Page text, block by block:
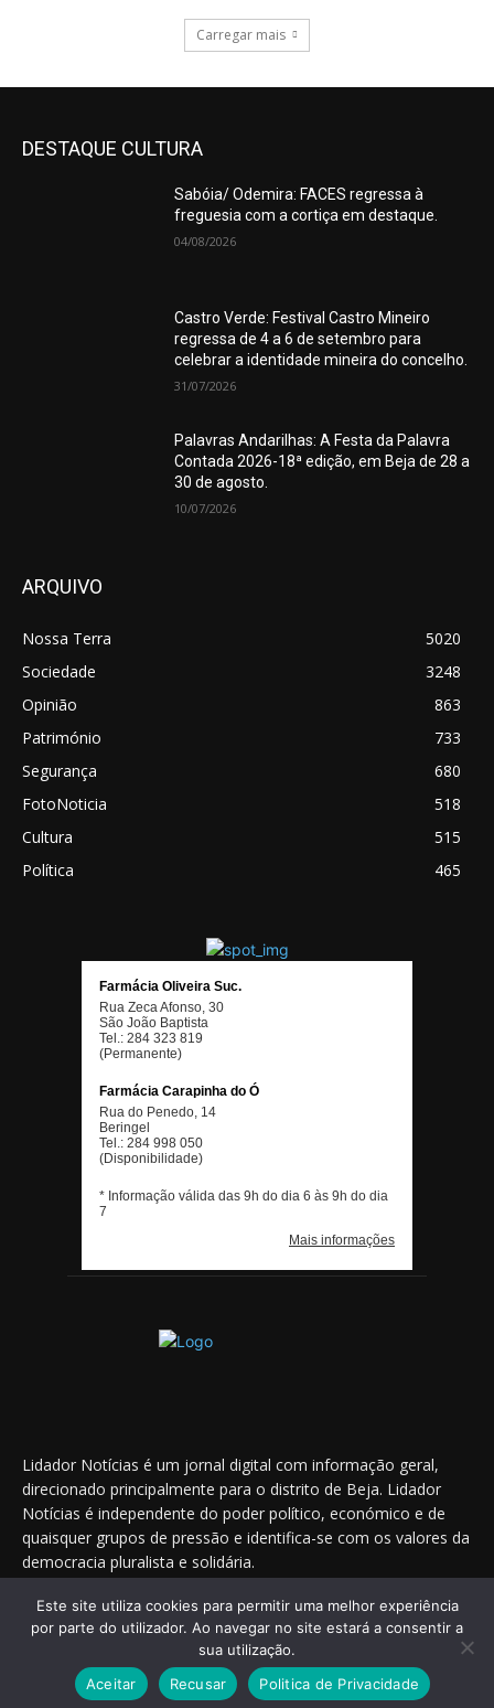
Carregar mais
DESTAQUE CULTURA
Sabóia/ Odemira: FACES regressa à
freguesia com a cortiça em destaque.
04/08/2026
Castro Verde: Festival Castro Mineiro
regressa de 4 a 6 de setembro para
celebrar a identidade mineira do concelho.
31/07/2026
Palavras Andarilhas: A Festa da Palavra
Contada 2026-18ª edição, em Beja de 28 a
30 de agosto.
10/07/2026
ARQUIVO
Nossa Terra
5020
Sociedade
3248
Opinião
863
Património
733
Segurança
680
FotoNoticia
518
Cultura
515
Política
465
Lidador Notícias é um jornal digital com informação geral,
direcionado principalmente para o distrito de Beja. Lidador
Notícias é independente do poder político, económico e de
quaisquer grupos de pressão e identifica-se com os valores da
democracia pluralista e solidária.
Saiba onde nos encontrar nas redes sociais
Este site utiliza cookies para permitir uma melhor experiência
por parte do utilizador. Ao navegar no site estará a consentir a
sua utilização.
Aceitar
Recusar Politica de Privacidade